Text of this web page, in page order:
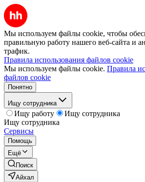
Мы используем файлы cookie, чтобы
правильную работу нашего веб-сайта и
трафик.
Правила использования файлов cookie
Мы используем файлы cookie. Правила
файлов cookie
Понятно
Ищу сотрудника
Ищу работу
Ищу сотрудника
Ищу сотрудника
Сервисы
Помощь
Ещё
Поиск
Айхал